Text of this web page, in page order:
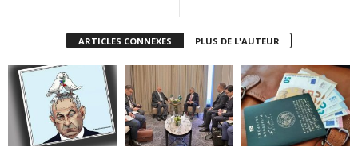
ARTICLES CONNEXES PLUS DE L'AUTEUR